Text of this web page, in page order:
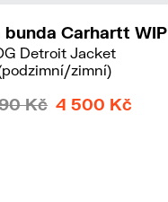
bunda Carhartt WIP
Detroit Jacket
zimní)
Kč 4 500 Kč